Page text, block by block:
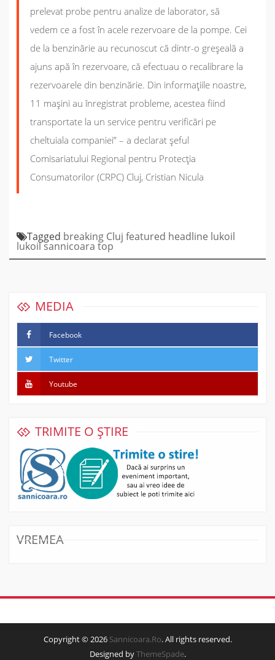
prelevat probe pentru analize de laborator, să
vedem ce a fost în acele rezervoare de la pompe. Cei
de la benzinărie au recunoscut că dintr-o greşeală a
ajuns apă în rezervoare, că efectuau o recalibrare la
rezervoarele din benzinărie. Din informaţiile noastre,
11 maşini au înregistrat probleme, acestea fiind
transportate la un service pentru verificări pe
cheltuiala companiei” – a declarat șeful
Comisariatului Regional pentru Protecţia
Consumatorilor (CRPC) Cluj, Cristian Nicula
Tagged breaking Cluj featured headline lukoil
lukoil sannicoara top
MEDIA
Facebook
Twitter
Youtube
TRIMITE O ȘTIRE
VREMEA
Copyright © 2026 Sannicoara.Ro. All rights reserved.
Designed byThemeSpade.